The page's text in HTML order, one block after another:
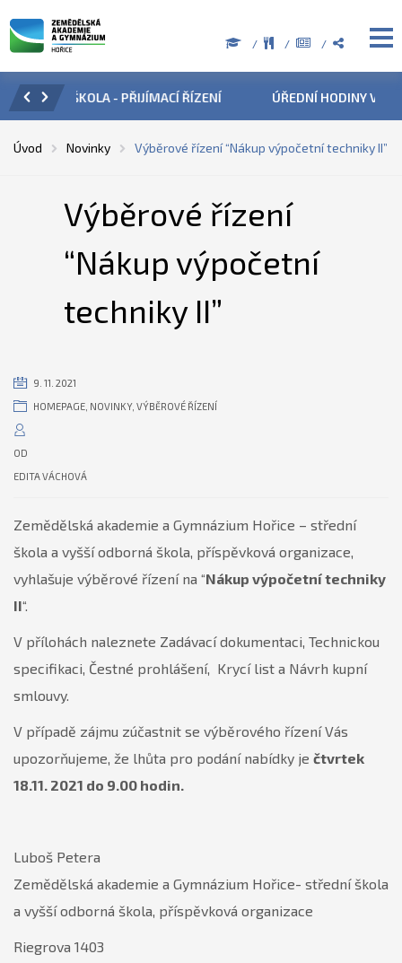
ÚŘEDNÍ HODINY V OBDOBÍ LETNÍCH PRÁZDNIN
Úvod Novinky Výběrové řízení “Nákup výpočetní techniky II”
Výběrové řízení
“Nákup výpočetní
techniky II”
9. 11. 2021
HOMEPAGE NOVINKY, VÝBĚROVÉ ŘÍZENÍ
OD
EDITA VÁCHOVÁ
Zemědělská akademie a Gymnázium Hořice – střední
škola a vyšší odborná škola, příspěvková organizace,
vyhlašuje výběrové řízení na “Nákup výpočetní techniky
II“.
V přílohách naleznete Zadávací dokumentaci, Technickou
specifikaci, Čestné prohlášení, Krycí list a Návrh kupní
smlouvy.
V případě zájmu zúčastnit se výběrového řízení Vás
upozorňujeme, že lhůta pro podání nabídky je čtvrtek
18.11. 2021 do 9.00 hodin.
Luboš Petera
Zemědělská akademie a Gymnázium Hořice- střední škola
a vyšší odborná škola, příspěvková organizace
Riegrova 1403